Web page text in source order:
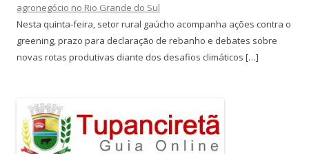
agronegócio no Rio Grande do Sul
Nesta quinta-feira, setor rural gaúcho acompanha ações contra o
greening, prazo para declaração de rebanho e debates sobre
novas rotas produtivas diante dos desafios climáticos […]